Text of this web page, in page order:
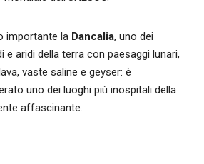
importante la Dancalia, uno dei
e aridi della terra con paesaggi lunari,
vaste saline e geyser: è
uno dei luoghi più inospitali della
affascinante.